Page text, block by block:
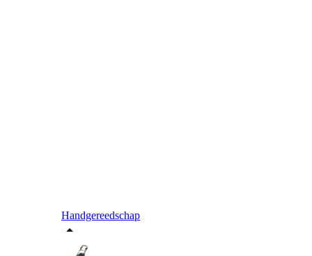
Handgereedschap